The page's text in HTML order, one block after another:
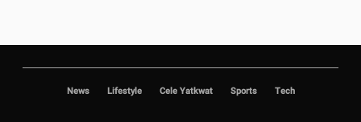
News Lifestyle Cele Yatkwat Sports Tech